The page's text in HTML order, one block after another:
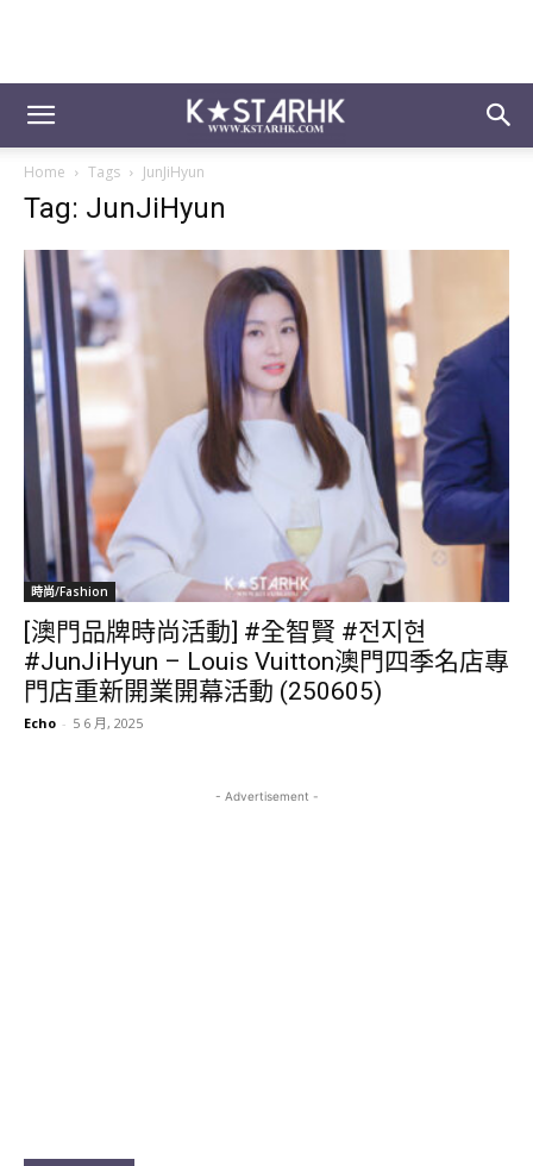
Home Tags JunJiHyun
Tag: JunJiHyun
時尚/Fashion
[澳門品牌時尚活動] #全智賢 #전지현
#JunJiHyun – Louis Vuitton澳門四季名店專
門店重新開業開幕活動 (250605)
Echo - 5 6 月, 2025
- Advertisement -